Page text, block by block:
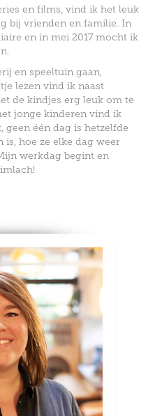
en films, vind ik het leuk
bij vrienden en familie. In
en in mei 2017 mocht ik
en speeltuin gaan,
lezen vind ik naast
de kindjes erg leuk om te
jonge kinderen vind ik
geen één dag is hetzelfde
hoe ze elke dag weer
werkdag begint en